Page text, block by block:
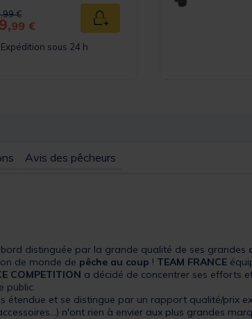
reduced from
€to
99 € Ajouter au panier
Expédition sous 24 h
Avis des pêcheurs
distinguée par la grande qualité de ses grandes
de monde de pêche au coup ! TEAM FRANCE
COMPETITION a décidé de concentrer ses efforts
public.
étendue et se distingue par un rapport qualité/prix
n'ont rien à envier aux plus grandes